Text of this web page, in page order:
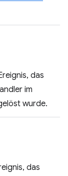
das
im
wurde.
das